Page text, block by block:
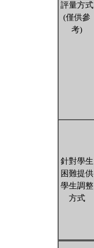
評量方式
(僅供參
考)
針對學生
困難提供
學生調整
方式